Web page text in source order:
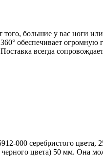
того, большие у вас ноги
обеспечивает
всегда
000 серебристого цвета,
цвета) 50 мм. Она